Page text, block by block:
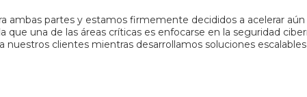
ambas partes y estamos firmemente decididos a acelerar
una de las áreas críticas es enfocarse en la seguridad
clientes mientras desarrollamos soluciones